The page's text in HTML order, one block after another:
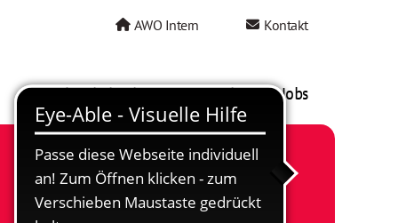
AWO Intern Kontakt
AWO als Arbeitgeber Mein AWO Jobs